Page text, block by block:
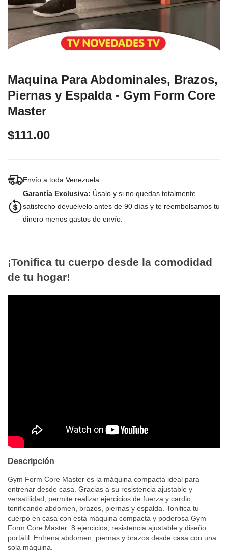
Maquina Para Abdominales, Brazos,
Piernas y Espalda - Gym Form Core
Master
$111.00
Envío a toda Venezuela
Garantía Exclusiva: Úsalo y si no quedas totalmente
satisfecho devuélvelo antes de 90 días y te reembolsamos tu
dinero menos gastos de envío.
¡Tonifica tu cuerpo desde la comodidad
de tu hogar!
Descripción
Gym Form Core Master es la máquina compacta ideal para
entrenar desde casa. Gracias a su resistencia ajustable y
versatilidad, permite realizar ejercicios de fuerza y cardio,
tonificando abdomen, brazos, piernas y espalda. Tonifica tu
cuerpo en casa con esta máquina compacta y poderosa Gym
Form Core Master: 8 ejercicios, resistencia ajustable y diseño
portátil. Entrena abdomen, piernas y brazos desde casa con una
sola máquina.